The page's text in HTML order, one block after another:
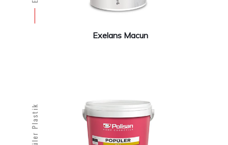
Exelans Macun
Popüler Plastik